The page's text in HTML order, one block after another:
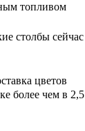
топливом
столбы сейчас
цветов
более чем в 2,5